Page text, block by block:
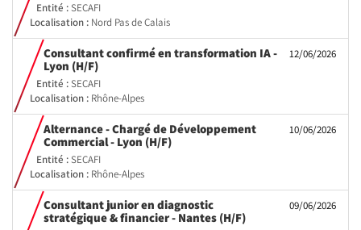
Entité :SECAFI
Localisation : Nord Pas de Calais
12/06/2026
Consultant confirmé en transformation IA -
Lyon (H/F)(Nouvelle
fenêtre)
Entité :SECAFI
Localisation : Rhône-Alpes
10/06/2026
Alternance - Chargé de Développement
Commercial - Lyon (H/F)(Nouvelle
Entité :SECAFI
Localisation : Rhône-Alpes
09/06/2026
Consultant junior en diagnostic
stratégique & financier - Nantes (H/F)(Nouvelle